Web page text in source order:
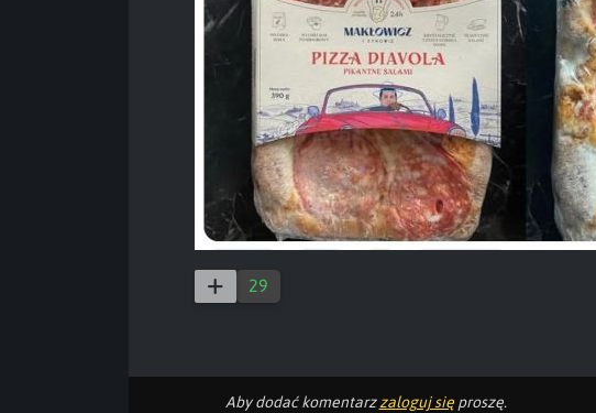
29
Aby dodać komentarzzaloguj sięproszę.